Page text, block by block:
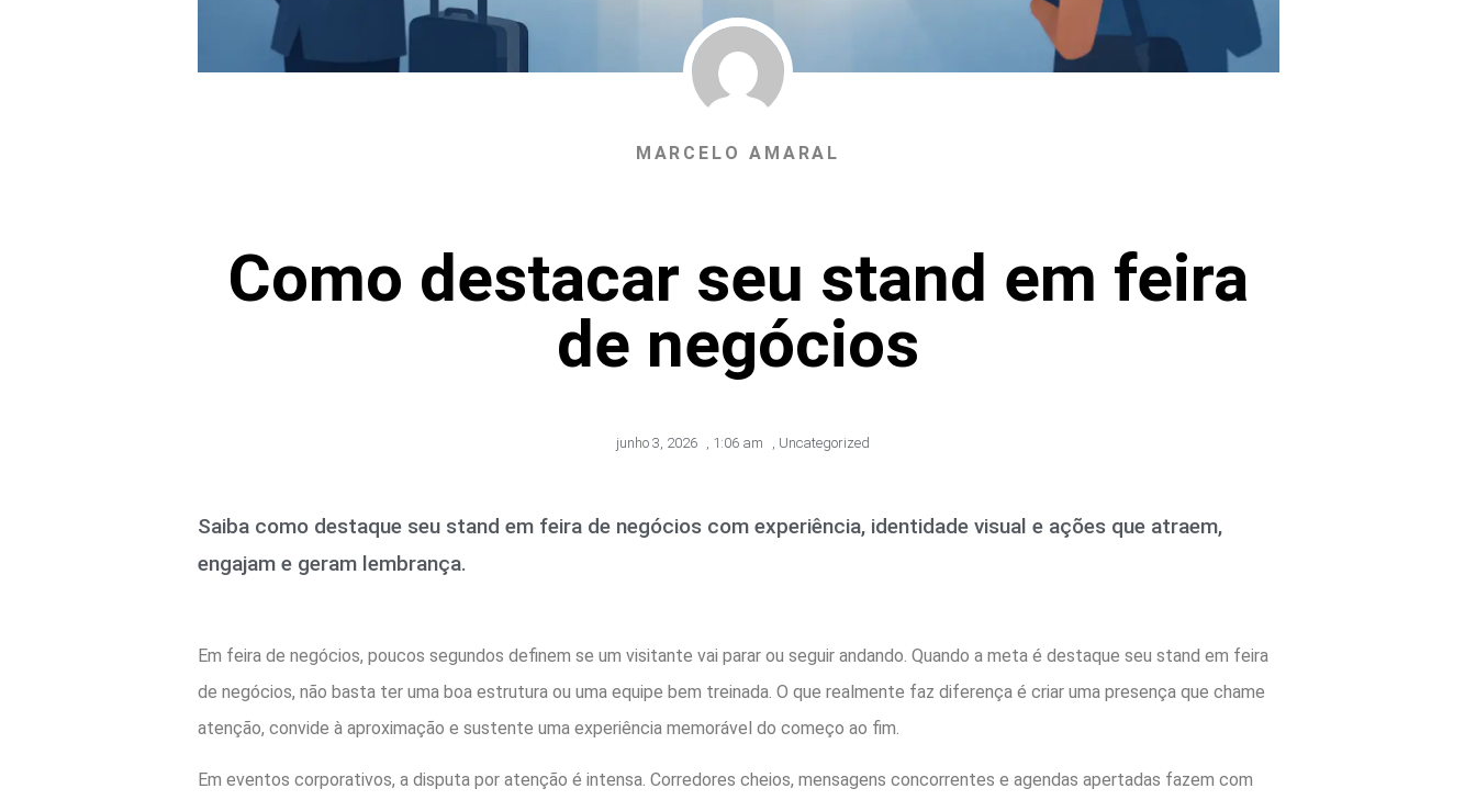
MARCELO AMARAL
Como destacar seu stand em feira
de negócios
junho 3, 2026 1:06 am Uncategorized
Saiba como destaque seu stand em feira de negócios com experiência, identidade visual e ações que atraem,
engajam e geram lembrança.
Em feira de negócios, poucos segundos definem se um visitante vai parar ou seguir andando. Quando a meta é destaque seu stand em feira
de negócios, não basta ter uma boa estrutura ou uma equipe bem treinada. O que realmente faz diferença é criar uma presença que chame
atenção, convide à aproximação e sustente uma experiência memorável do começo ao fim.
Em eventos corporativos, a disputa por atenção é intensa. Corredores cheios, mensagens concorrentes e agendas apertadas fazem com